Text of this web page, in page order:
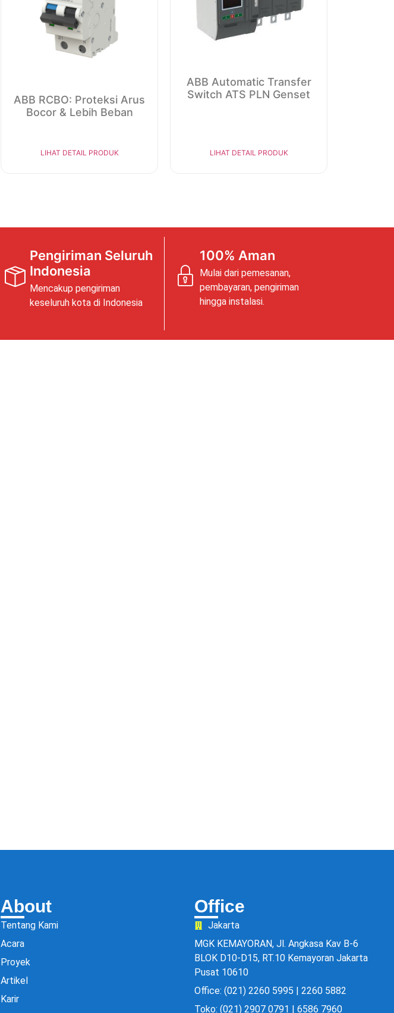
ABB RCBO: Proteksi Arus
Bocor & Lebih Beban
LIHAT DETAIL PRODUK
ABB Automatic Transfer
Switch ATS PLN Genset
LIHAT DETAIL PRODUK
Pengiriman Seluruh
Indonesia
Mencakup pengiriman
keseluruh kota di Indonesia
100% Aman
Mulai dari pemesanan,
pembayaran, pengiriman
hingga instalasi.
About
Tentang Kami
Acara
Proyek
Artikel
Karir
Office
Jakarta
MGK KEMAYORAN, Jl. Angkasa Kav B-6
BLOK D10-D15, RT.10 Kemayoran Jakarta
Pusat 10610
Office: (021) 2260 5995 | 2260 5882
Toko: (021) 2907 0791 | 6586 7960